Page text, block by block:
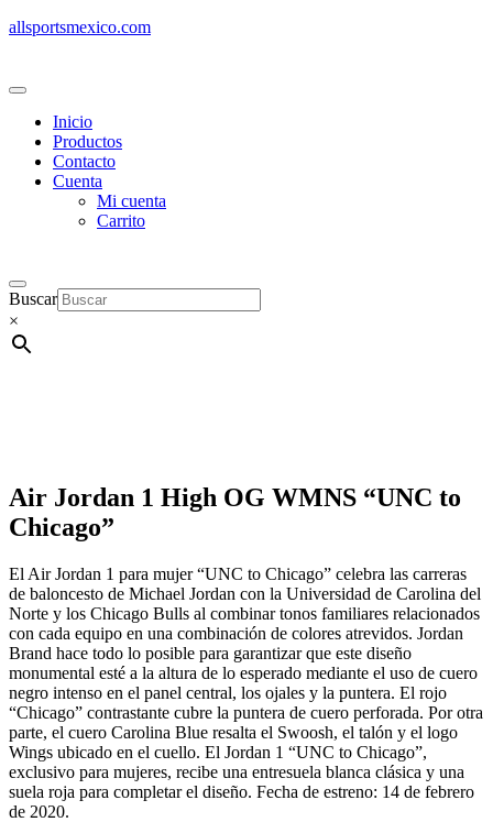
allsportsmexico.com
Inicio
Productos
Contacto
Cuenta
Mi cuenta
Carrito
Buscar
×
Air Jordan 1 High OG WMNS “UNC to
Chicago”
El Air Jordan 1 para mujer “UNC to Chicago” celebra las carreras
de baloncesto de Michael Jordan con la Universidad de Carolina del
Norte y los Chicago Bulls al combinar tonos familiares relacionados
con cada equipo en una combinación de colores atrevidos. Jordan
Brand hace todo lo posible para garantizar que este diseño
monumental esté a la altura de lo esperado mediante el uso de cuero
negro intenso en el panel central, los ojales y la puntera. El rojo
“Chicago” contrastante cubre la puntera de cuero perforada. Por otra
parte, el cuero Carolina Blue resalta el Swoosh, el talón y el logo
Wings ubicado en el cuello. El Jordan 1 “UNC to Chicago”,
exclusivo para mujeres, recibe una entresuela blanca clásica y una
suela roja para completar el diseño. Fecha de estreno: 14 de febrero
de 2020.